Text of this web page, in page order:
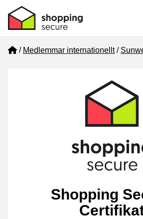
Home
Medlemmar internationellt
Shopping